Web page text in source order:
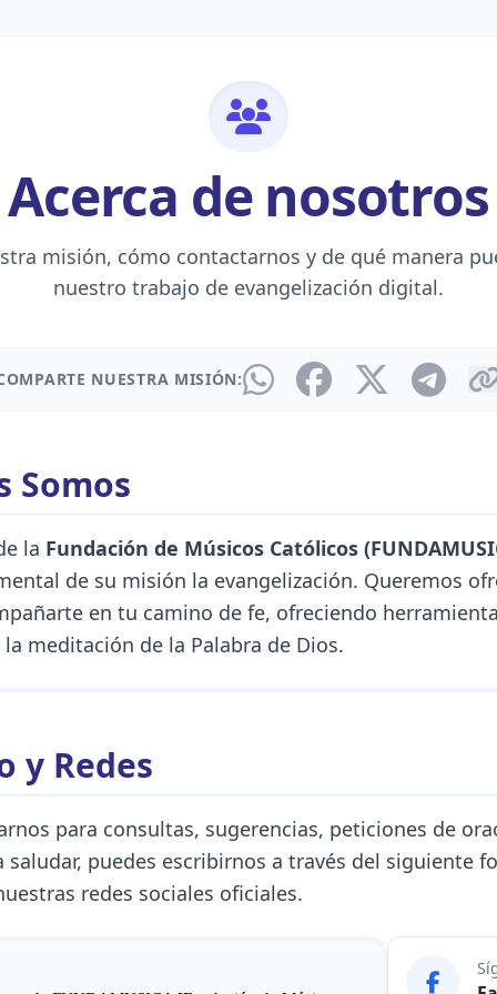
Acerca de nosotros
misión, cómo contactarnos y de qué manera
nuestro trabajo de evangelización digital.
NUESTRA MISIÓN:
Somos
la Fundación de Músicos Católicos
de su misión la evangelización. Queremos
en tu camino de fe, ofreciendo
meditación de la Palabra de Dios.
y Redes
para consultas, sugerencias, peticiones de
puedes escribirnos a través del siguiente
redes sociales oficiales.